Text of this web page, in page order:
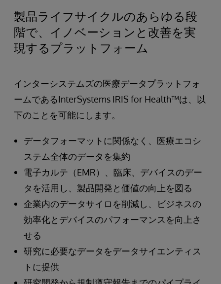
製品ライフサイクルのあらゆる段
階で、イノベーションと改善を実
現するプラットフォーム
インターシステムズの医療データプラットフォ
ームであるInterSystems IRIS for Health™は、以
下のことを可能にします。
データフォーマットに関係なく、医療エコシ
ステム全体のデータを集約
電子カルテ（EMR）、臨床、デバイスのデー
タを活用し、製品開発と価値の向上を図る
企業内のデータサイロを削減し、ビジネスの
効率化とデバイスのパフォーマンスを向上さ
せる
研究に必要なデータをデータサイエンティス
トに提供